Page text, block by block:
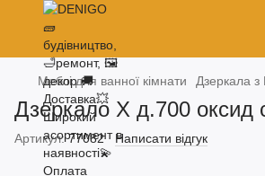
Меблі для ванної кімнати Дзеркала з
Дзеркало Х д.700 оксид
Артикул:77082 Написати відгук